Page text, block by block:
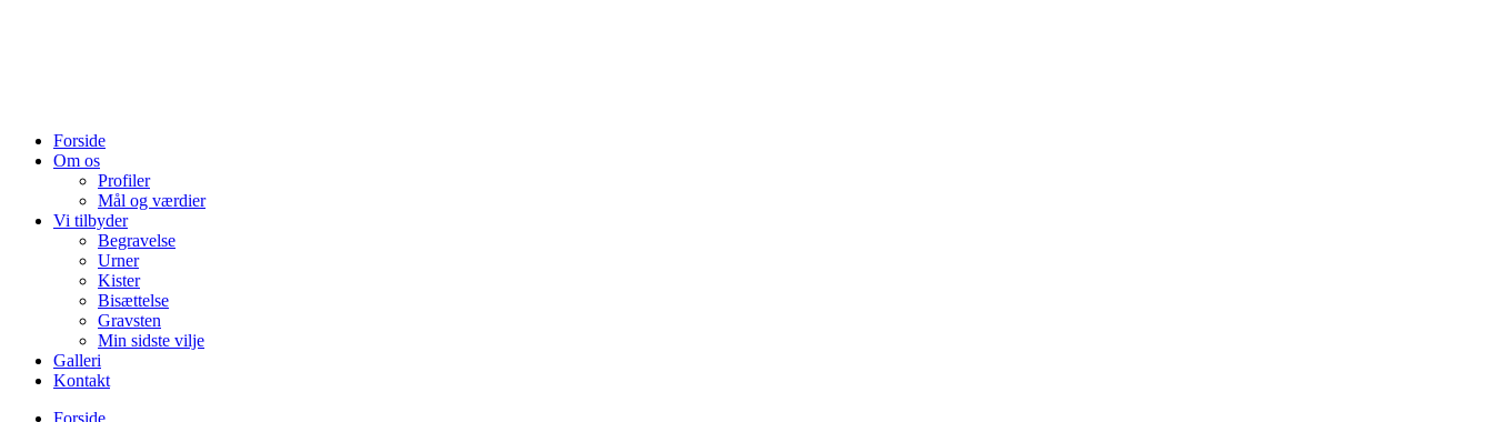
Forside
Om os
Profiler
Mål og værdier
Vi tilbyder
Begravelse
Urner
Kister
Bisættelse
Gravsten
Min sidste vilje
Galleri
Kontakt
Forside